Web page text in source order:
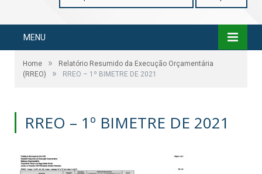
MENU
Home »
Relatório Resumido da Execução Orçamentária
(RREO)
» RREO – 1º BIMETRE DE 2021
RREO – 1º BIMETRE DE 2021